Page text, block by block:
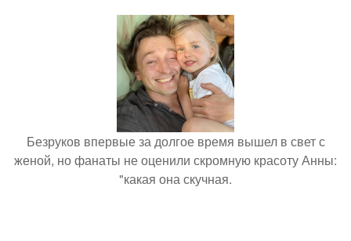
Безруков впервые за долгое время вышел в свет с
женой, но фанаты не оценили скромную красоту Анны:
"какая она скучная.